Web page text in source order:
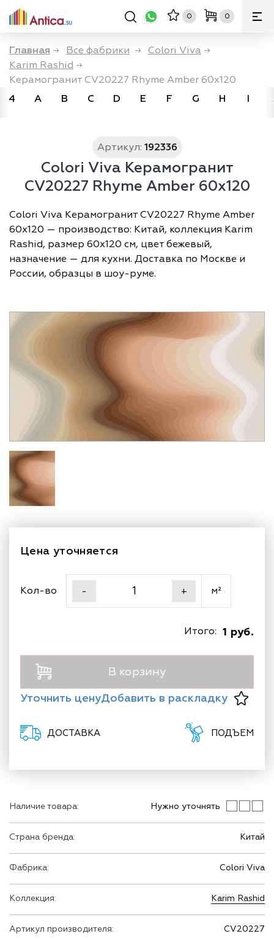
0 0
Главная → Все фабрики → Colori Viva →
Karim Rashid →
Керамогранит CV20227 Rhyme Amber 60х120
4
A B C D E F G H I
Артикул: 192336
Colori Viva Керамогранит
CV20227 Rhyme Amber 60х120
Colori Viva Керамогранит CV20227 Rhyme Amber
60х120 — производство: Китай, коллекция Karim
Rashid, размер 60х120 см, цвет бежевый,
назначение — для кухни. Доставка по Москве и
России, образцы в шоу-руме.
Наличие товара: Нужно уточнять
Страна бренда: Китай
Фабрика: Colori Viva
Коллекция: Karim Rashid
Артикул производителя: CV20227
Цена уточняется
Кол-во - + м²
1 руб.
Итого:
В корзину
Уточнить ценуДобавить в раскладку
ДОСТАВКА ПОДЪЕМ